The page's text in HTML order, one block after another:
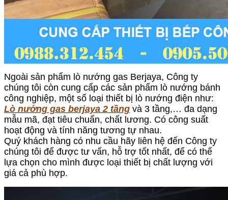
Ngoài sản phẩm lò nướng gas Berjaya, Công ty
chúng tôi còn cung cấp các sản phẩm lò nướng bánh
công nghiệp, một số loại thiết bị lò nướng điện như:
Lò nướng gas berjaya 2 tầng và 3 tầng,… đa dạng
mẫu mã, đạt tiêu chuẩn, chất lương. Có công suất
hoạt động và tính năng tương tự nhau.
Quý khách hàng có nhu cầu hãy liên hệ đến Công ty
chúng tôi để được tư vấn, hỗ trợ tốt nhất, để có thể
lựa chọn cho mình được loại thiết bị chất lượng với
giá cả phù hợp.